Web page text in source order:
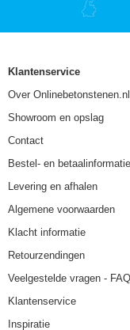
Klantenservice
Over Onlinebetonstenen.nl
Showroom en opslag
Contact
Bestel- en betaalinformatie
Levering en afhalen
Algemene voorwaarden
Klacht informatie
Retourzendingen
Veelgestelde vragen - FAQ
Klantenservice
Inspiratie